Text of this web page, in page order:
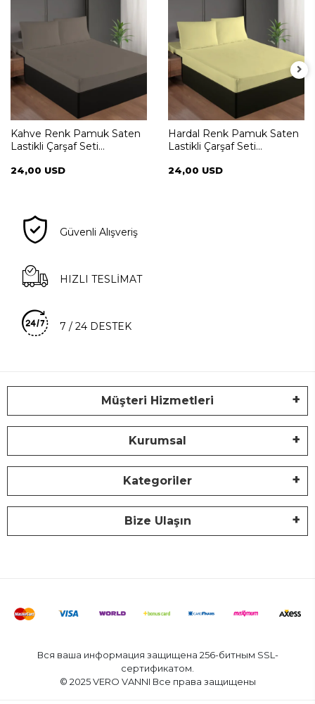
Kahve Renk Pamuk Saten
Lastikli Çarşaf Seti
24,00 USD
Hardal Renk Pamuk Saten
Lastikli Çarşaf Seti
24,00 USD
Güvenli Alışveriş
HIZLI TESLİMAT
7 / 24 DESTEK
Müşteri Hizmetleri
Kurumsal
Kategoriler
Bize Ulaşın
Вся ваша информация защищена 256-битным SSL-
сертификатом.
© 2025 VERO VANNI Все права защищены